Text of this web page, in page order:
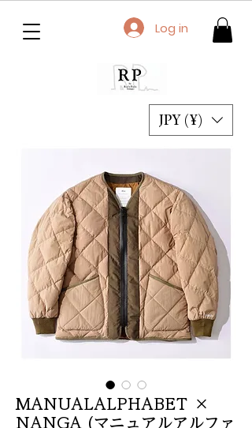
JPY (¥)
Log in
MANUALALPHABET ×
NANGA (マニュアルアルファ